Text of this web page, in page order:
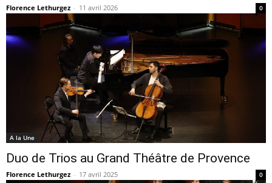
Florence Lethurgez - 11 avril 2026 0
A la Une
Duo de Trios au Grand Théâtre de Provence
Florence Lethurgez - 17 avril 2025 0